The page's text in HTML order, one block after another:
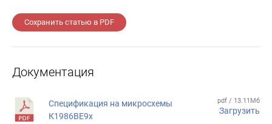
Сохранить статью в PDF
Документация
Спецификация на микросхемы
К1986ВЕ9x
pdf / 13.11Мб
Загрузить